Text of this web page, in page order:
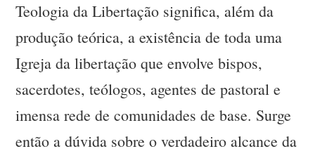
Teologia da Libertação significa, além da
produção teórica, a existência de toda uma
Igreja da libertação que envolve bispos,
sacerdotes, teólogos, agentes de pastoral e
imensa rede de comunidades de base. Surge
então a dúvida sobre o verdadeiro alcance da